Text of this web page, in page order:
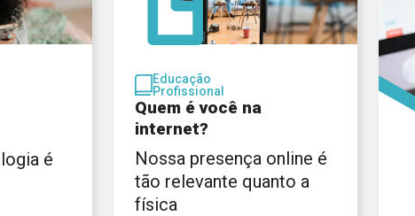
é
Educação
Profissional
Quem é você na
internet?
Nossa presença online é
tão relevante quanto a
física